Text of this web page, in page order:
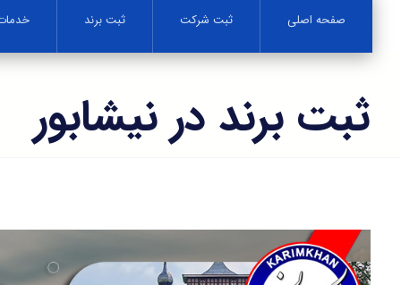
صفحه اصلی ثبت شرکت ثبت برند
ثبت برند در نیشابور